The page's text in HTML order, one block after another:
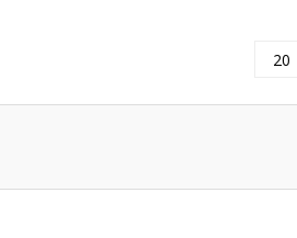
Pokaż